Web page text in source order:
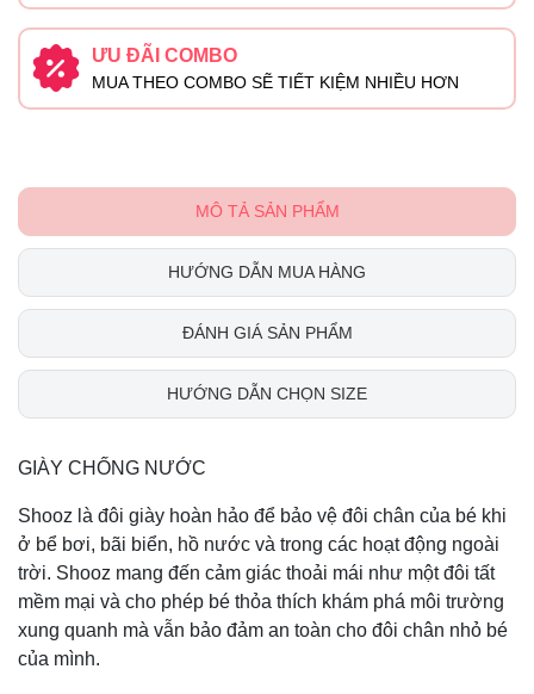
ƯU ĐÃI COMBO
MUA THEO COMBO SẼ TIẾT KIỆM NHIỀU HƠN
MÔ TẢ SẢN PHẨM
HƯỚNG DẪN MUA HÀNG
ĐÁNH GIÁ SẢN PHẨM
HƯỚNG DẪN CHỌN SIZE
GIÀY CHỐNG NƯỚC
Shooz là đôi giày hoàn hảo để bảo vệ đôi chân của bé khi
ở bể bơi, bãi biển, hồ nước và trong các hoạt động ngoài
trời. Shooz mang đến cảm giác thoải mái như một đôi tất
mềm mại và cho phép bé thỏa thích khám phá môi trường
xung quanh mà vẫn bảo đảm an toàn cho đôi chân nhỏ bé
của mình.